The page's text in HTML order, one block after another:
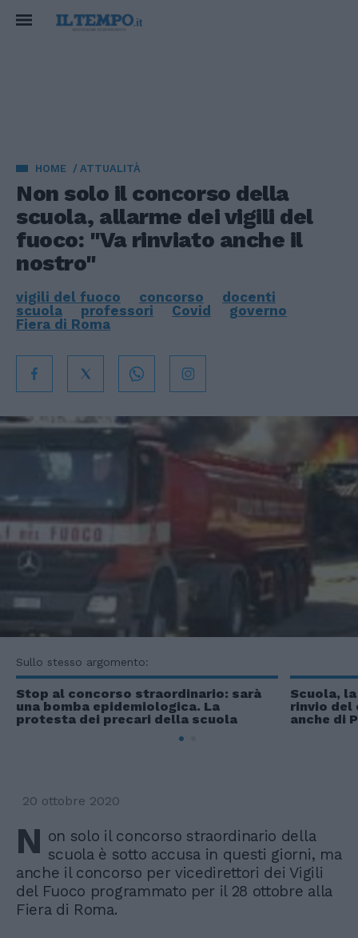
HOME ATTUALITÀ
Non solo il concorso della
scuola, allarme dei vigili del
fuoco: "Va rinviato anche il
nostro"
vigili del fuoco concorso
docenti
scuola
professori Covid
governo
Fiera di Roma
Sullo stesso argomento:
Stop al concorso straordinario: sarà
una bomba epidemiologica. La
protesta dei precari della scuola
Scuola,
rinvio del
anche di
20 ottobre 2020
N on solo il concorso straordinario della
scuola è sotto accusa in questi giorni, ma
anche il concorso per vicedirettori dei Vigili
del Fuoco programmato per il 28 ottobre alla
Fiera di Roma.